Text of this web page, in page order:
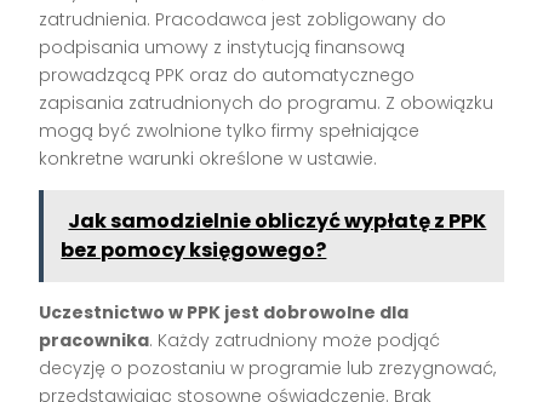
zatrudnienia. Pracodawca jest zobligowany do
podpisania umowy z instytucją finansową
prowadzącą PPK oraz do automatycznego
zapisania zatrudnionych do programu. Z obowiązku
mogą być zwolnione tylko firmy spełniające
konkretne warunki określone w ustawie.
Jak samodzielnie obliczyć wypłatę z PPK
bez pomocy księgowego?
Uczestnictwo w PPK jest dobrowolne dla
pracownika. Każdy zatrudniony może podjąć
decyzję o pozostaniu w programie lub zrezygnować,
przedstawiając stosowne oświadczenie. Brak